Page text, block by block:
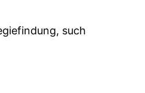
such